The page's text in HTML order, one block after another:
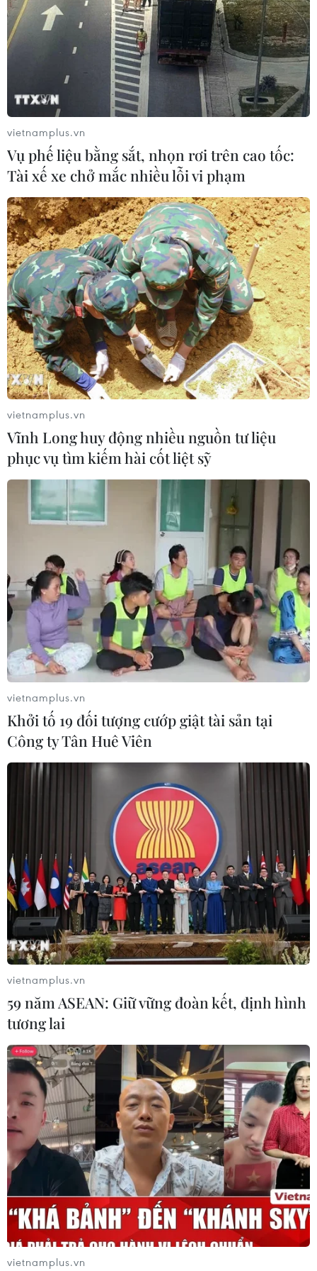
TIN CÙNG CHUYÊN MỤC
Cộng hòa Dân chủ Congo ghi nhận
hơn 300 trẻ em tử vong do Ebola
08/08/2026 15:21
Đà Nẵng: Hỗ trợ 700 triệu đồng cho
đồng bào nghèo xã Hùng Sơn
Vùng 3 Hải quân cứu thành công 1
nạn nhân bị sóng cuốn tại Mũi Nghê
08/08/2026 08:43
Trung Quốc nâng mức ứng phó khẩn
cấp với bão Dolphin
08/08/2026 07:10
Đà Nẵng: Sóng cuốn 4 người tại Mũi
Nghê, 3 người mất tích
08/08/2026 06:02
Vượt lên di chứng chất độc da cam,
chàng trai Đồng Tháp tự tin làm chủ
Dắt chó đi dạo không đúng quy
định, bị phạt đến 2 triệu đồng?
08/08/2026 04:16
Thổ Nhĩ Kỳ tăng cường truy quét IS,
bắt giữ hơn 100 nghi phạm
07/08/2026 14:55
Tây Ban Nha triệt phá đường dây
buôn người xuyên Địa Trung Hải
07/08/2026 12:13
Hy Lạp tạm giam một thị trưởng tình
nghi gây thảm họa cháy rừng
07/08/2026 12:02
vietnamplus.vn
Vụ phế liệu bằng sắt, nhọn rơi trên cao tốc:
Tài xế xe chở mắc nhiều lỗi vi phạm
vietnamplus.vn
Vĩnh Long huy động nhiều nguồn tư liệu
phục vụ tìm kiếm hài cốt liệt sỹ
vietnamplus.vn
Khởi tố 19 đối tượng cướp giật tài sản tại
Công ty Tân Huê Viên
vietnamplus.vn
59 năm ASEAN: Giữ vững đoàn kết, định hình
tương lai
vietnamplus.vn